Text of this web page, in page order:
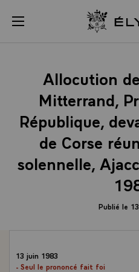
menu
Allocution
Mitterrand,
République,
de Corse
solennelle,
Publié le
13 juin 1983
- Seul le prononcé fait foi
Panneau de gestion des cookies